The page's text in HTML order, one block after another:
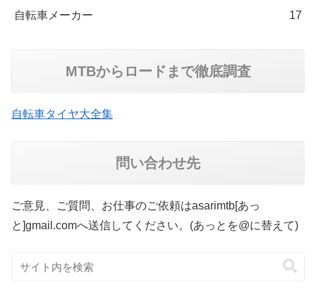
自転車メーカー 17
MTBからロードまで徹底調査
自転車タイヤ大全集
問い合わせ先
ご意見、ご質問、お仕事のご依頼はasarimtb[あっ
と]gmail.comへ送信してください。(あっとを@に替えて)